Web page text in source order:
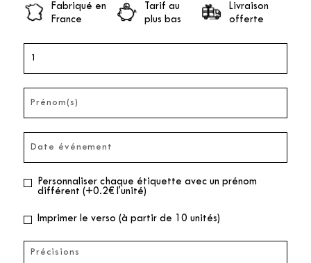
Fabriqué en
France
Tarif au
plus bas
Livraison
offerte
Personnaliser chaque étiquette avec un prénom
différent (+0.2€ l'unité)
Imprimer le verso (à partir de 10 unités)